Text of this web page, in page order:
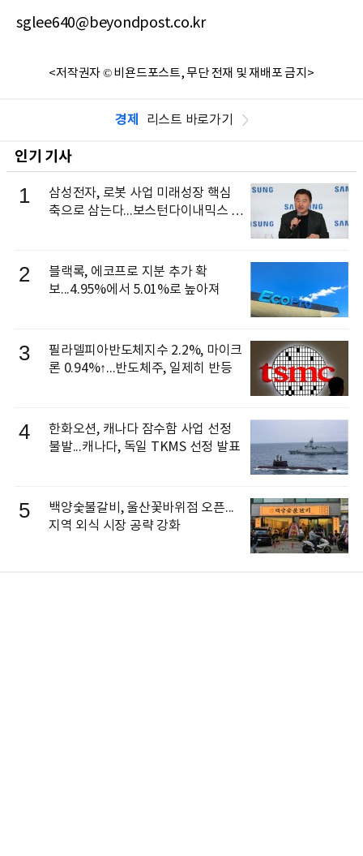
sglee640@beyondpost.co.kr
<저작권자 © 비욘드포스트, 무단 전재 및 재배포 금지>
경제 리스트 바로가기
인기 기사
1
삼성전자, 로봇 사업 미래성장 핵심
축으로 삼는다...보스턴다이내믹스 출
2
블랙록, 에코프로 지분 추가 확
보...4.95%에서 5.01%로 높아져
3
필라델피아반도체지수 2.2%, 마이크
론 0.94%↑...반도체주, 일제히 반등
4
한화오션, 캐나다 잠수함 사업 선정
불발...캐나다, 독일 TKMS 선정 발표
5
백양숯불갈비, 울산꽃바위점 오픈...
지역 외식 시장 공략 강화